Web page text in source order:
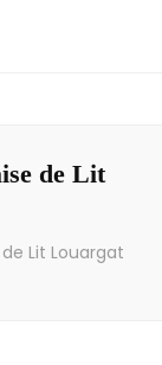
de Lit
Lit Louargat